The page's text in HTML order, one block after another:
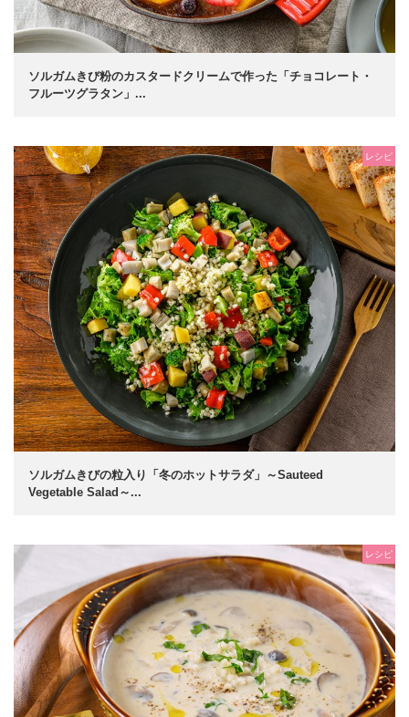
ソルガムきび粉のカスタードクリームで作った「チョコレート・
フルーツグラタン」...
レシピ
ソルガムきびの粒入り「冬のホットサラダ」～Sauteed
Vegetable Salad～...
レシピ